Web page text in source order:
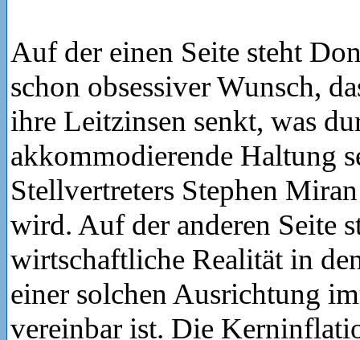
Auf der einen Seite steht
schon obsessiver Wunsch,
ihre Leitzinsen senkt, was
akkommodierende Haltung
Stellvertreters Stephen
wird. Auf der anderen Seite
wirtschaftliche Realität in
einer solchen Ausrichtung
vereinbar ist. Die